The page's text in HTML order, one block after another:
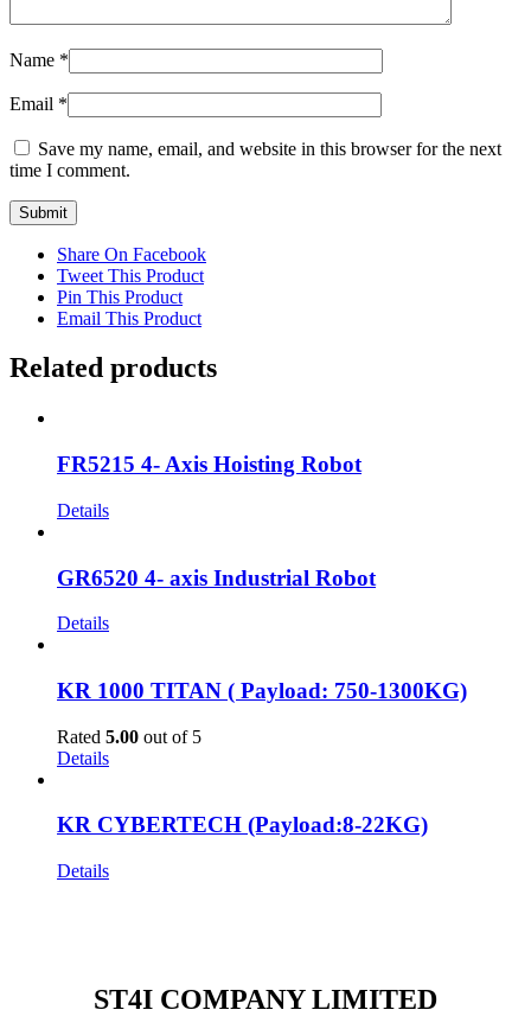
Name *
Email *
Save my name, email, and website in this browser for the next
time I comment.
Share On Facebook
Tweet This Product
Pin This Product
Email This Product
Related products
FR5215 4- Axis Hoisting Robot
Details
GR6520 4- axis Industrial Robot
Details
KR 1000 TITAN ( Payload: 750-1300KG)
Rated 5.00 out of 5
Details
KR CYBERTECH (Payload:8-22KG)
Details
ST4I COMPANY LIMITED